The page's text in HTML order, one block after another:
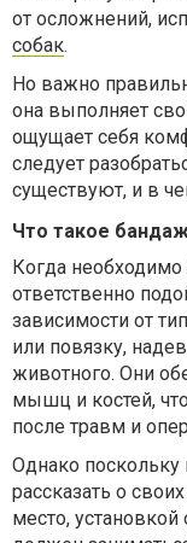
от осложнений,
собак.
Но важно
она выполняет
ощущает себя
следует
существуют, и в
Что такое
Когда необходимо
ответственно
зависимости от
или повязку,
животного. Они
мышц и костей,
после травм и
Однако поскольку
рассказать о
место,